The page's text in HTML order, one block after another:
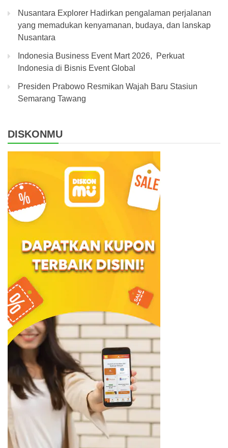
Nusantara Explorer Hadirkan pengalaman perjalanan
yang memadukan kenyamanan, budaya, dan lanskap
Nusantara
Indonesia Business Event Mart 2026, Perkuat
Indonesia di Bisnis Event Global
Presiden Prabowo Resmikan Wajah Baru Stasiun
Semarang Tawang
DISKONMU